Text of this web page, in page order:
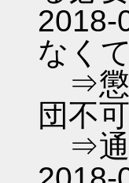
なく
⇒懲
団不
⇒通